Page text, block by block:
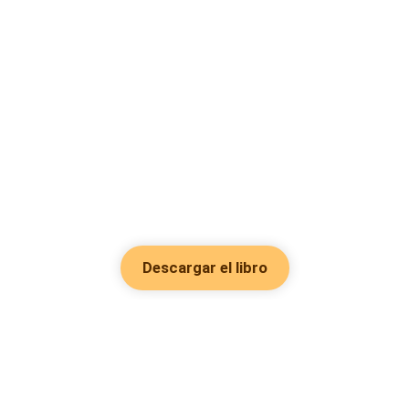
Descargar el libro